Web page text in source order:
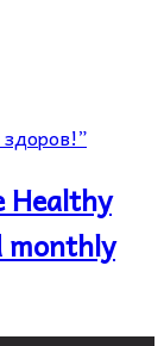
Healthy
monthly